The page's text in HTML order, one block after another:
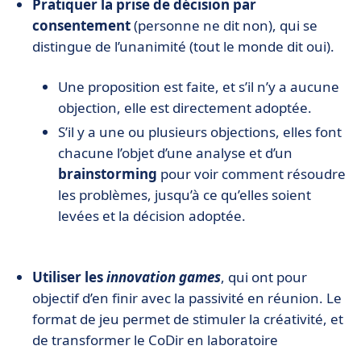
Pratiquer la prise de décision par
consentement(personne ne dit non), qui se
distingue de l’unanimité (tout le monde dit oui).
Une proposition est faite, et s’il n’y a aucune
objection, elle est directement adoptée.
S’il y a une ou plusieurs objections, elles font
chacune l’objet d’une analyse et d’un
brainstorming pour voir comment résoudre
les problèmes, jusqu’à ce qu’elles soient
levées et la décision adoptée.
Utiliser lesinnovation games, qui ont pour
objectif d’en finir avec la passivité en réunion. Le
format de jeu permet de stimuler la créativité, et
de transformer le CoDir en laboratoire